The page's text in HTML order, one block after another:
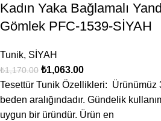
Kadın Yaka Bağlamalı
Gömlek PFC-1539-SİYAH
Tunik, SİYAH
₺1,170.00 ₺1,063.00
Tesettür Tunik Özellikleri: Ürünümüz
beden aralığındadır. Gündelik
uygun bir üründür. Ürün en